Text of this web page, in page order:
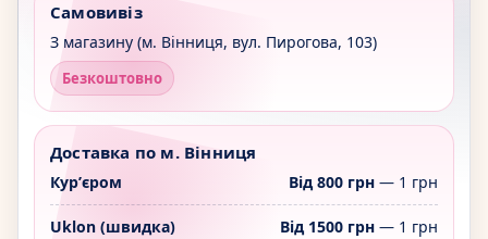
Самовивіз
З магазину (м. Вінниця, вул. Пирогова, 103)
Безкоштовно
Доставка по м. Вінниця
Курʼєром Від 800 грн— 1 грн
Uklon (швидка) Від 1500 грн— 1 грн